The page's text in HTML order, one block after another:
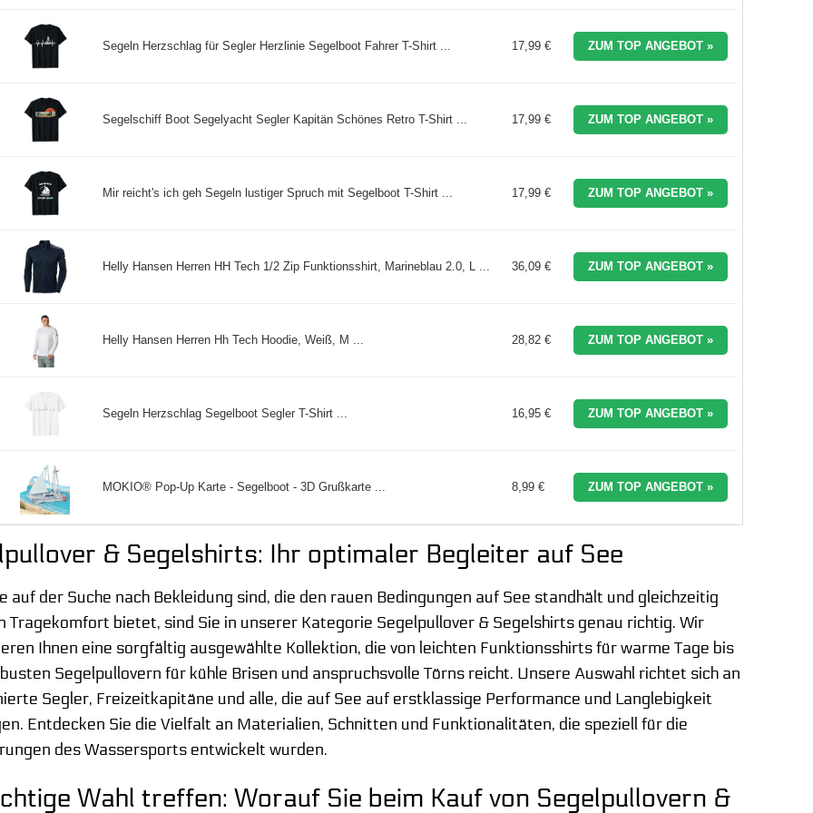
Segeln Herzschlag für Segler Herzlinie Segelboot Fahrer T-Shirt ... 17,99 € ZUM TOP ANGEBOT »
Segelschiff Boot Segelyacht Segler Kapitän Schönes Retro T-Shirt ... 17,99 € ZUM TOP ANGEBOT »
Mir reicht's ich geh Segeln lustiger Spruch mit Segelboot T-Shirt ... 17,99 € ZUM TOP ANGEBOT »
Helly Hansen Herren HH Tech 1/2 Zip Funktionsshirt, Marineblau 2.0, L ... 36,09 € ZUM TOP ANGEBOT »
Helly Hansen Herren Hh Tech Hoodie, Weiß, M ... 28,82 € ZUM TOP ANGEBOT »
Segeln Herzschlag Segelboot Segler T-Shirt ... 16,95 € ZUM TOP ANGEBOT »
MOKIO® Pop-Up Karte - Segelboot - 3D Grußkarte ... 8,99 € ZUM TOP ANGEBOT »
& Segelshirts: Ihr optimaler Begleiter auf See
auf der Suche nach Bekleidung sind, die den rauen Bedingungen auf See standhält und gleichzeitig
Tragekomfort bietet, sind Sie in unserer Kategorie Segelpullover & Segelshirts genau richtig. Wir
Ihnen eine sorgfältig ausgewählte Kollektion, die von leichten Funktionsshirts für warme Tage bis
Segelpullovern für kühle Brisen und anspruchsvolle Törns reicht. Unsere Auswahl richtet sich an
Segler, Freizeitkapitäne und alle, die auf See auf erstklassige Performance und Langlebigkeit
Entdecken Sie die Vielfalt an Materialien, Schnitten und Funktionalitäten, die speziell für die
des Wassersports entwickelt wurden.
Wahl treffen: Worauf Sie beim Kauf von Segelpullovern &